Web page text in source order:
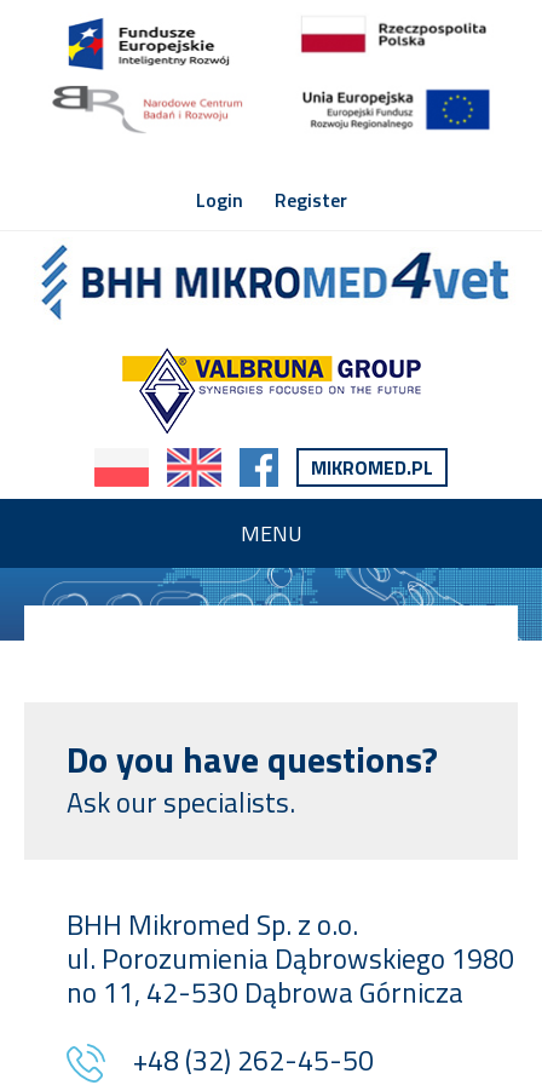
Login Register
MIKROMED.PL
MENU
Do you have questions?
Ask our specialists.
BHH Mikromed Sp. z o.o.
ul. Porozumienia Dąbrowskiego 1980
no 11, 42-530 Dąbrowa Górnicza
+48 (32) 262-45-50